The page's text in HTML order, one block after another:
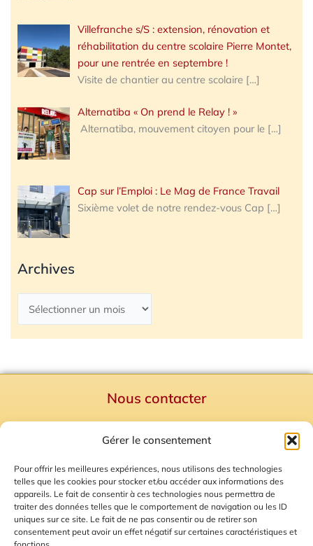
Gérer le consentement
Pour offrir les meilleures expériences, nous utilisons des technologies
telles que les cookies pour stocker et/ou accéder aux informations des
appareils. Le fait de consentir à ces technologies nous permettra de
traiter des données telles que le comportement de navigation ou les ID
uniques sur ce site. Le fait de ne pas consentir ou de retirer son
consentement peut avoir un effet négatif sur certaines caractéristiques et
Villefranche s/S : extension, rénovation et
réhabilitation du centre scolaire Pierre Montet,
pour une rentrée en septembre !
Visite de chantier au centre scolaire […]
Alternatiba « On prend le Relay ! »
Alternatiba, mouvement citoyen pour le […]
Cap sur l’Emploi : Le Mag de France Travail
Sixième volet de notre rendez-vous Cap […]
Archives
Nous contacter
Mentions Légales
Plan du site
Gestion des Cookies